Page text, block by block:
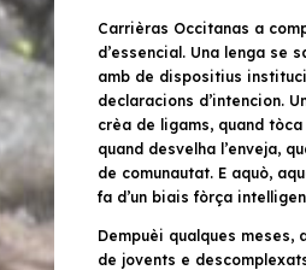
Carrièras Occitanas a
d’essencial. Una lenga se
amb de dispositius
declaracions d’intencion.
crèa de ligams, quand
quand desvelha l’enveja,
de comunautat. E aquò,
fa d’un biais fòrça
Dempuèi qualques meses,
de jovents e